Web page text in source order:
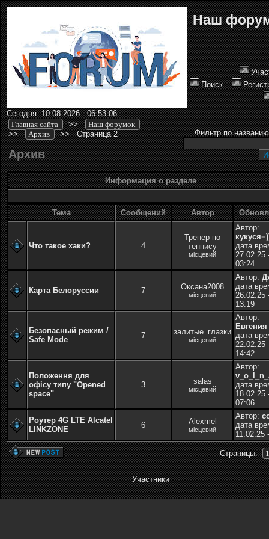
Наш
Поиск
Сегодня: 10.08.2026 - 06:53:06
Главная сайта >> Наш форумок
>> Архив >>Страница 2
Архив
Фильтр по
Информация о разделе
Тема Cообщений Автор
Что такое хаки? 4
Тренер по
теннису
місцевий
Автор:
дата
27.02.25
03:24
Карта Белоруссии 7 Оксана2008
місцевий
Автор:
дата
26.02.25
13:19
Безопасный режим /
Safe Mode
7 залитые_глазки
місцевий
Автор:
Евгения
дата
22.02.25
14:42
Положення для
офісу типу "Opened
space"
3 salas
місцевий
Автор:
дата
18.02.25
07:06
Роутер 4G LTE Alcatel
LINKZONE
6 Alexmel
місцевий
Автор:
дата
11.02.25
Страницы: 1
Участники